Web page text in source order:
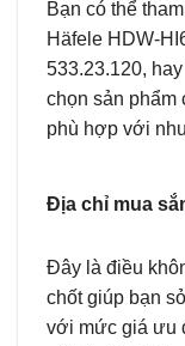
Bạn có thể
Häfele HDW-
533.23.120,
chọn sản phẩm
phù hợp với
Địa chỉ mua
Đây là điều
chốt giúp bạn
với mức giá ưu